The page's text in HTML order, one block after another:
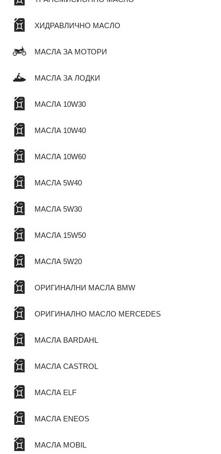
ХИДРАВЛИЧНО МАСЛО
МАСЛА ЗА МОТОРИ
МАСЛА ЗА ЛОДКИ
МАСЛА 10W30
МАСЛА 10W40
МАСЛА 10W60
МАСЛА 5W40
МАСЛА 5W30
МАСЛА 15W50
МАСЛА 5W20
ОРИГИНАЛНИ МАСЛА BMW
ОРИГИНАЛНО МАСЛО MERCEDES
МАСЛА BARDAHL
МАСЛА CASTROL
МАСЛА ELF
МАСЛА ENEOS
МАСЛА MOBIL